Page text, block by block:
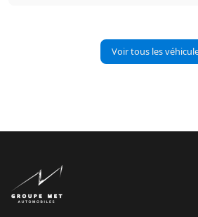
Voir tous les